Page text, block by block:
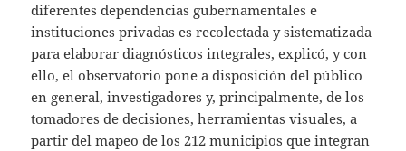
diferentes dependencias gubernamentales e
instituciones privadas es recolectada y sistematizada
para elaborar diagnósticos integrales, explicó, y con
ello, el observatorio pone a disposición del público
en general, investigadores y, principalmente, de los
tomadores de decisiones, herramientas visuales, a
partir del mapeo de los 212 municipios que integran